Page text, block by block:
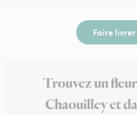
Faire
Trouvez un
Chaouilley et